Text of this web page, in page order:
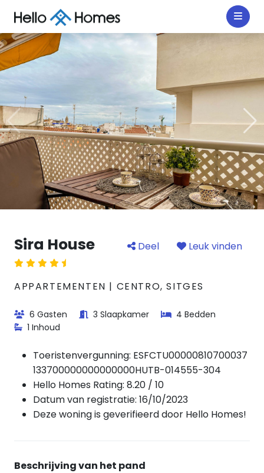
Sira House Deel Leuk vinden
APPARTEMENTEN | CENTRO, SITGES
6 Gasten 3 Slaapkamer
4 Bedden
1 Inhoud
Toeristenvergunning: ESFCTU00000810700037
133700000000000000HUTB-014555-304
Hello Homes Rating: 8.20 / 10
Datum van registratie: 16/10/2023
Deze woning is geverifieerd door Hello Homes!
Beschrijving van het pand